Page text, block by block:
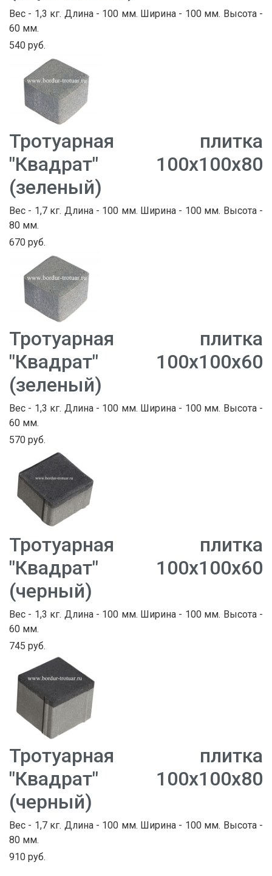
Вес - 1,3 кг. Длина - 100 мм. Ширина - 100 мм. Высота -
60 мм.
540 руб.
Тротуарная плитка
"Квадрат" 100х100х80
(зеленый)
Вес - 1,7 кг. Длина - 100 мм. Ширина - 100 мм. Высота -
80 мм.
670 руб.
Тротуарная плитка
"Квадрат" 100х100х60
(зеленый)
Вес - 1,3 кг. Длина - 100 мм. Ширина - 100 мм. Высота -
60 мм.
570 руб.
Тротуарная плитка
"Квадрат" 100х100х60
(черный)
Вес - 1,3 кг. Длина - 100 мм. Ширина - 100 мм. Высота -
60 мм.
745 руб.
Тротуарная плитка
"Квадрат" 100х100х80
(черный)
Вес - 1,7 кг. Длина - 100 мм. Ширина - 100 мм. Высота -
80 мм.
910 руб.